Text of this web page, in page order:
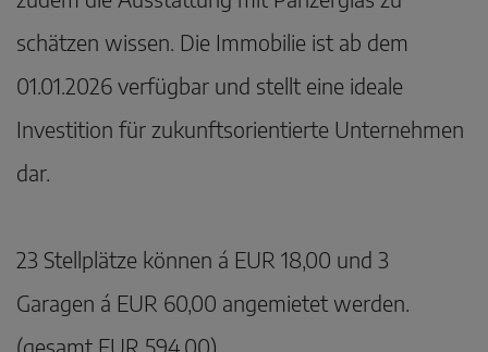
schätzen wissen. Die Immobilie ist ab dem
01.01.2026 verfügbar und stellt eine ideale
Investition für zukunftsorientierte Unternehmen
dar.
23 Stellplätze können á EUR 18,00 und 3
Garagen á EUR 60,00 angemietet werden.
(gesamt EUR 594,00).